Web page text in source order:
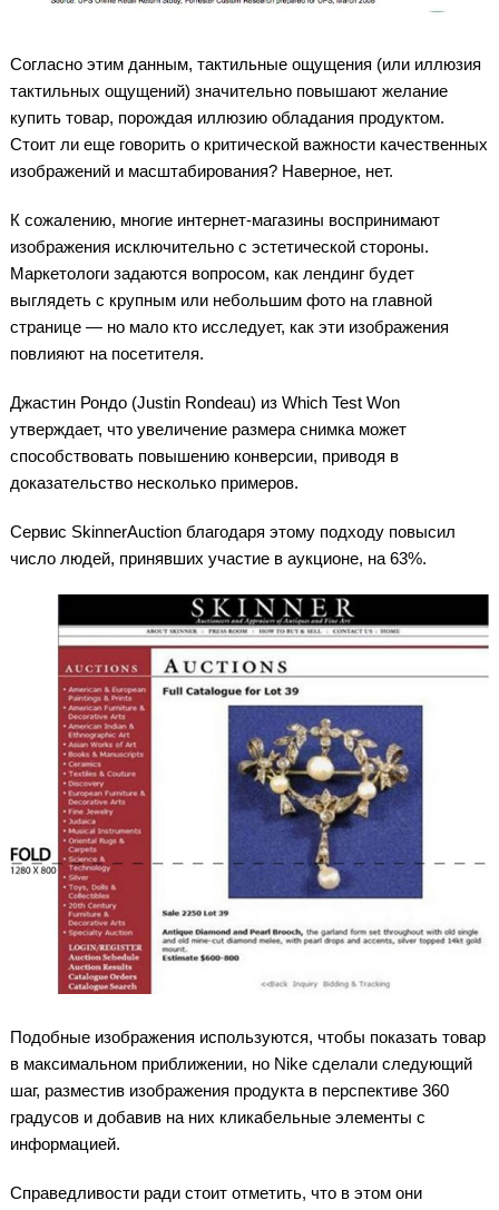
Согласно этим данным, тактильные ощущения (или иллюзия
тактильных ощущений) значительно повышают желание
купить товар, порождая иллюзию обладания продуктом.
Стоит ли еще говорить о критической важности качественных
изображений и масштабирования? Наверное, нет.
К сожалению, многие интернет-магазины воспринимают
изображения исключительно с эстетической стороны.
Маркетологи задаются вопросом, как лендинг будет
выглядеть с крупным или небольшим фото на главной
странице — но мало кто исследует, как эти изображения
повлияют на посетителя.
Джастин Рондо (Justin Rondeau) из Which Test Won
утверждает, что увеличение размера снимка может
способствовать повышению конверсии, приводя в
доказательство несколько примеров.
Сервис SkinnerAuction благодаря этому подходу повысил
число людей, принявших участие в аукционе, на 63%.
Подобные изображения используются, чтобы показать товар
в максимальном приближении, но Nike сделали следующий
шаг, разместив изображения продукта в перспективе 360
градусов и добавив на них кликабельные элементы с
информацией.
Справедливости ради стоит отметить, что в этом они